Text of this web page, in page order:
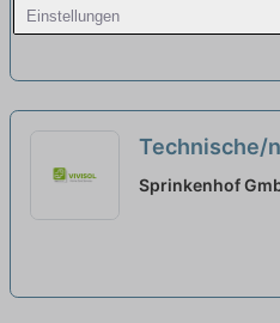
Einstellungen
Technische/
(m/w/d) für
Sprinkenhof